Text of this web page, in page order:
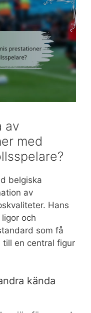
av
med
belgiska
av
Hans
och
som få
till en central figur
kända